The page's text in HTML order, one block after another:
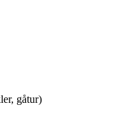
gåtur)